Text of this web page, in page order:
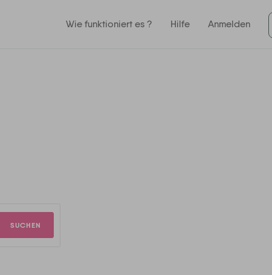
Wie funktioniert es ? Hilfe Anmelden
SUCHEN